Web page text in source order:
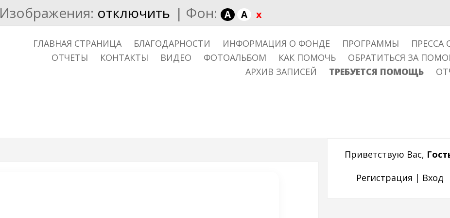
Изображения: отключить | Фон: A A x
ГЛАВНАЯ СТРАНИЦА БЛАГОДАРНОСТИ ИНФОРМАЦИЯ О ФОНДЕ ПРОГРАММЫ
ПРЕССА
ОТЧЕТЫ
КОНТАКТЫ ВИДЕО ФОТОАЛЬБОМ КАК ПОМОЧЬ
ОБРАТИТЬСЯ ЗА
АРХИВ ЗАПИСЕЙ
ТРЕБУЕТСЯ ПОМОЩЬ
Приветствую Вас,
Регистрация | Вход